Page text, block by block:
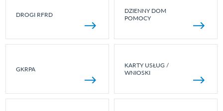
DROGI RFRD
DZIENNY DOM
POMOCY
GKRPA
KARTY USŁUG /
WNIOSKI